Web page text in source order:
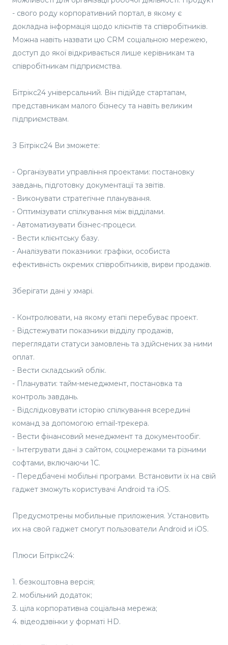
- свого роду корпоративний портал, в якому є
докладна інформація щодо клієнтів та співробітників.
Можна навіть назвати цю CRM соціальною мережею,
доступ до якої відкривається лише керівникам та
співробітникам підприємства.
Бітрікс24 універсальний. Він підійде стартапам,
представникам малого бізнесу та навіть великим
підприємствам.
З Бітрікс24 Ви зможете:
- Організувати управління проектами: постановку
завдань, підготовку документації та звітів.
- Виконувати стратегічне планування.
- Оптимізувати спілкування між відділами.
- Автоматизувати бізнес-процеси.
- Вести клієнтську базу.
- Аналізувати показники: графіки, особиста
ефективність окремих співробітників, вирви продажів.
Зберігати дані у хмарі.
- Контролювати, на якому етапі перебуває проект.
- Відстежувати показники відділу продажів,
переглядати статуси замовлень та здійснених за ними
оплат.
- Вести складський облік.
- Планувати: тайм-менеджмент, постановка та
контроль завдань.
- Відслідковувати історію спілкування всередині
команд за допомогою email-трекера.
- Вести фінансовий менеджмент та документообіг.
- Інтегрувати дані з сайтом, соцмережами та різними
софтами, включаючи 1С.
- Передбачені мобільні програми. Встановити їх на свій
гаджет зможуть користувачі Android та iOS.
Предусмотрены мобильные приложения. Установить
их на свой гаджет смогут пользователи Android и iOS.
Плюси Бітрікс24:
1. безкоштовна версія;
2. мобільний додаток;
3. ціла корпоративна соціальна мережа;
4. відеодзвінки у форматі HD.